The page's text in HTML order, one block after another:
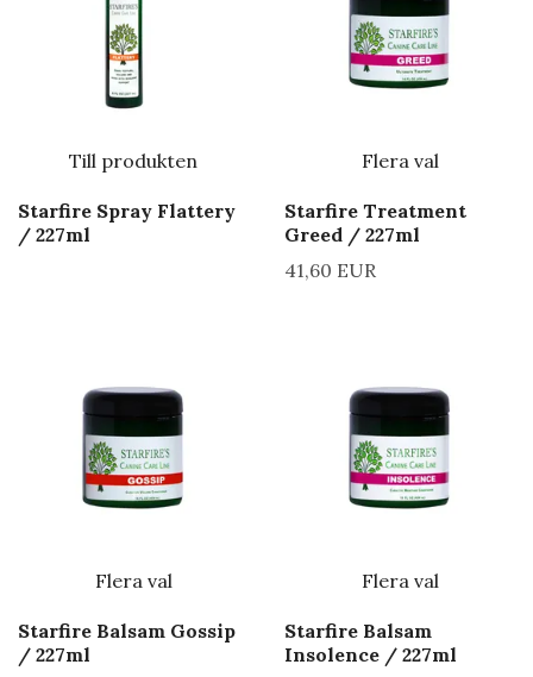
Till produkten
Starfire Spray Flattery
/ 227ml
Flera val
Starfire Treatment
Greed / 227ml
41,60 EUR
Flera val
Starfire Balsam Gossip
/ 227ml
Flera val
Starfire Balsam
Insolence / 227ml